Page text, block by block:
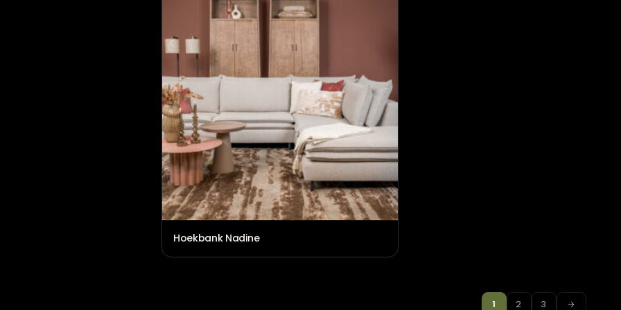
Hoekbank Eva
€2.464,00